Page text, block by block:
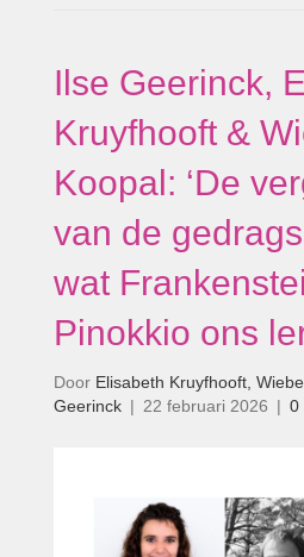
Ilse Geerinck,
Kruyfhooft &
Koopal: ‘De
van de
wat
Pinokkio ons
Door Elisabeth Kruyfhooft,
Geerinck | 22 februari 2026 | 0